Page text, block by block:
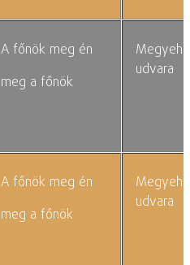
A főnök meg én
meg a főnök
udvara
A főnök meg én
meg a főnök
udvara